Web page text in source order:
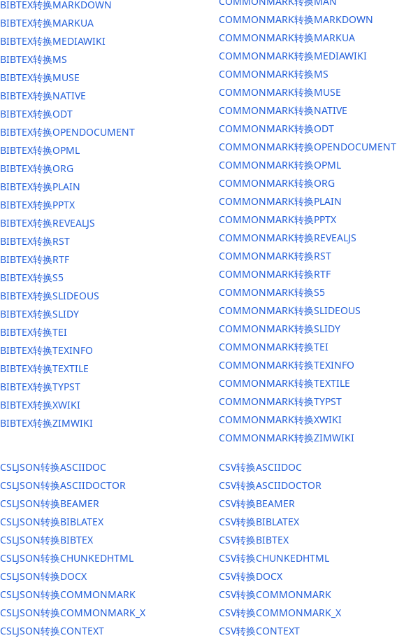
BIBTEX转换MARKDOWN
BIBTEX转换MARKUA
BIBTEX转换MEDIAWIKI
BIBTEX转换MS
BIBTEX转换MUSE
BIBTEX转换NATIVE
BIBTEX转换ODT
BIBTEX转换OPENDOCUMENT
BIBTEX转换OPML
BIBTEX转换ORG
BIBTEX转换PLAIN
BIBTEX转换PPTX
BIBTEX转换REVEALJS
BIBTEX转换RST
BIBTEX转换RTF
BIBTEX转换S5
BIBTEX转换SLIDEOUS
BIBTEX转换SLIDY
BIBTEX转换TEI
BIBTEX转换TEXINFO
BIBTEX转换TEXTILE
BIBTEX转换TYPST
BIBTEX转换XWIKI
BIBTEX转换ZIMWIKI
COMMONMARK转换MARKDOWN
COMMONMARK转换MARKUA
COMMONMARK转换MEDIAWIKI
COMMONMARK转换MS
COMMONMARK转换MUSE
COMMONMARK转换NATIVE
COMMONMARK转换ODT
COMMONMARK转换OPENDOCUMENT
COMMONMARK转换OPML
COMMONMARK转换ORG
COMMONMARK转换PLAIN
COMMONMARK转换PPTX
COMMONMARK转换REVEALJS
COMMONMARK转换RST
COMMONMARK转换RTF
COMMONMARK转换S5
COMMONMARK转换SLIDEOUS
COMMONMARK转换SLIDY
COMMONMARK转换TEI
COMMONMARK转换TEXINFO
COMMONMARK转换TEXTILE
COMMONMARK转换TYPST
COMMONMARK转换XWIKI
COMMONMARK转换ZIMWIKI
CSLJSON转换ASCIIDOC
CSLJSON转换ASCIIDOCTOR
CSLJSON转换BEAMER
CSLJSON转换BIBLATEX
CSLJSON转换BIBTEX
CSLJSON转换CHUNKEDHTML
CSLJSON转换DOCX
CSLJSON转换COMMONMARK
CSLJSON转换COMMONMARK_X
CSLJSON转换CONTEXT
CSV转换ASCIIDOC
CSV转换ASCIIDOCTOR
CSV转换BEAMER
CSV转换BIBLATEX
CSV转换BIBTEX
CSV转换CHUNKEDHTML
CSV转换DOCX
CSV转换COMMONMARK
CSV转换COMMONMARK_X
CSV转换CONTEXT